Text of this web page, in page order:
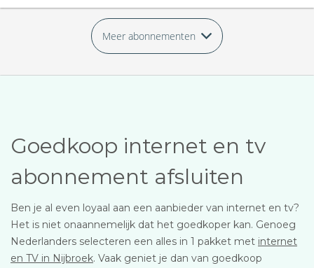
Meer abonnementen
Goedkoop internet en tv
abonnement afsluiten
Ben je al even loyaal aan een aanbieder van internet en tv?
Het is niet onaannemelijk dat het goedkoper kan. Genoeg
Nederlanders selecteren een alles in 1 pakket met internet
en TV in Nijbroek. Vaak geniet je dan van goedkoop